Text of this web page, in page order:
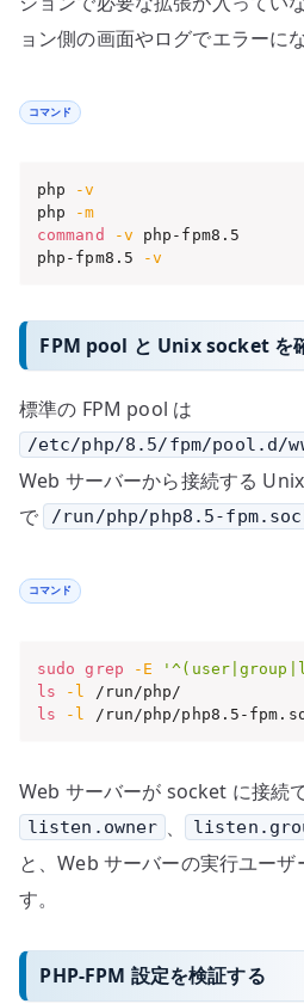
ョン側の画面やログでエラーに
コマンド
php
-v
php
-m
command
-v php-fpm8.5
php-fpm8.5
-v
FPM pool と Unix socket を
標準の FPM pool は
/etc/php/8.5/fpm/pool.d/
Web サーバーから接続する
で
/run/php/php8.5-
コマンド
sudo grep -E
ls
-l
ls
-l /run/php/php8.5-
Web サーバーが socket に接続
listen.owner 、
と、Web サーバーの実行ユーザ
す。
PHP-FPM 設定を検証する